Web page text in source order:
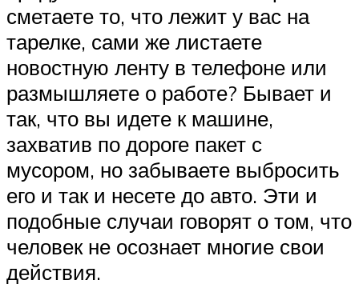
сметаете то, что лежит у вас на
тарелке, сами же листаете
новостную ленту в телефоне или
размышляете о работе? Бывает и
так, что вы идете к машине,
захватив по дороге пакет с
мусором, но забываете выбросить
его и так и несете до авто. Эти и
подобные случаи говорят о том, что
человек не осознает многие свои
действия.